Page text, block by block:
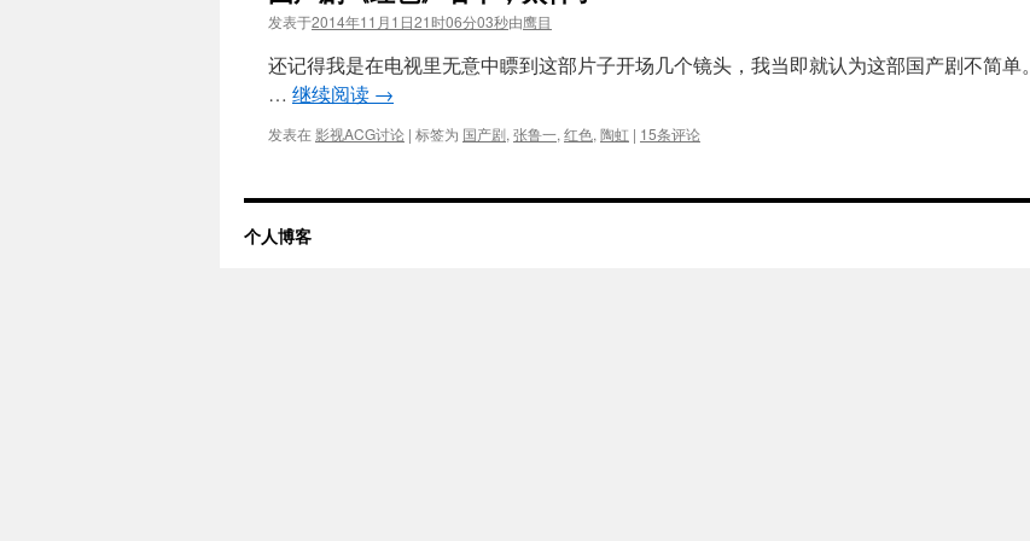
发表于2014年11月1日21时06分03秒由鹰目
还记得我是在电视里无意中瞟到这部片子开场几个镜头，我当即就认为这部国产剧不简单。
… 继续阅读 →
发表在影视ACG讨论 | 标签为 国产剧, 张鲁一, 红色, 陶虹 | 15条评论
个人博客